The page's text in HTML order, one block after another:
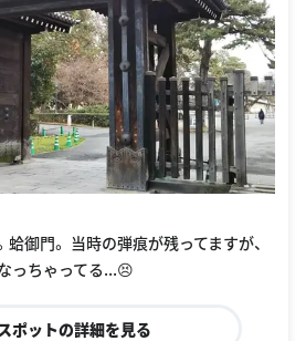
御門。 当時の弾痕が残ってますが、
っちゃってる...😣
ポットの詳細を見る